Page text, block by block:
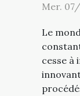
Mer.
Le
cesse à